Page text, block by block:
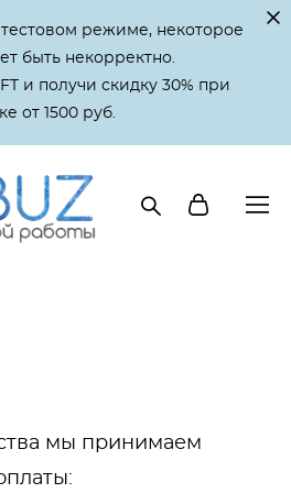
тестовом режиме, некоторое
быть некорректно.
и получи скидку 30% при
от 1500 руб.
мы принимаем